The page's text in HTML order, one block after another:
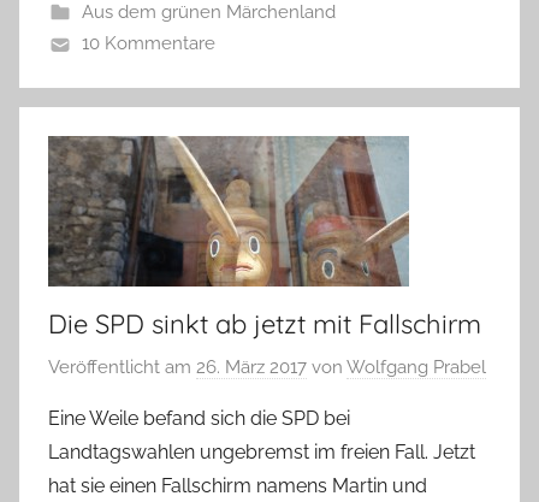
Aus dem grünen Märchenland
10 Kommentare
Die SPD sinkt ab jetzt mit Fallschirm
Veröffentlicht am 26. März 2017 von Wolfgang Prabel
Eine Weile befand sich die SPD bei
Landtagswahlen ungebremst im freien Fall. Jetzt
hat sie einen Fallschirm namens Martin und